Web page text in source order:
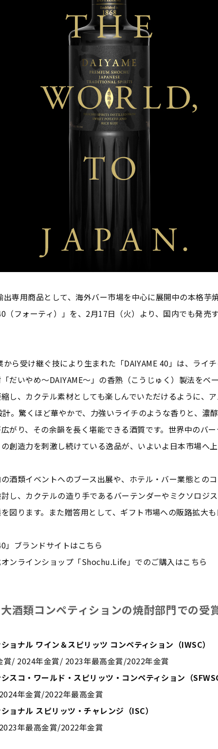
出専用商品として、海外バー市場を中心に展開中の本格芋
40（フォーティ）」を、2月17日（火）より、国内でも発売
から受け継ぐ技により生まれた「DAIYAME 40」は、ライ
だいやめ～DAIYAME～」の香熟（こうじゅく）製法をベ
し、カクテル素材としても楽しんでいただけるように、
。驚くほど華やかで、力強いライチのような香りと、濃
がり、その余韻を長く堪能できる酒質です。世界中のバ
創造力を刺激し続けている逸品が、いよいよ日本市場へ
酒類イベントへのブース出展や、ホテル・バー業態との
し、カクテルの造り手であるバーテンダーやミクソロジ
図ります。また贈答用として、ギフト市場への販路拡大
」ブランドサイトはこちら
ンラインショップ「Shochu.Life」でのご購入はこちら
酒類コンペティションの焼酎部門での受
ョナル ワイン＆スピリッツ コンペティション（IWSC）
賞/ 2024年金賞/ 2023年最高金賞/2022年金賞
スコ・ワールド・スピリッツ・コンペティション（
年金賞/2022年最高金賞
ョナル スピリッツ・チャレンジ（ISC）
年最高金賞/2022年金賞